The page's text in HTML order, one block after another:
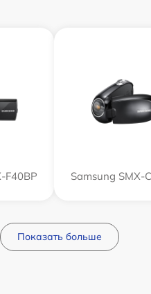
F40BP Samsung SMX-
Показать больше